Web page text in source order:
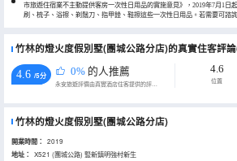
市旅遊住宿業不主動提供客房一次性日用品的實施意見》，2019年7月1日
刷、梳子、浴擦、剃鬚刀、指甲銼、鞋擦這些一次性日用品。若需要可諮
竹林的燈火度假別墅(團城公路分店)的真實住客評
4.6 /5分 0% 的人推薦
永安旅遊評價由真實酒店住客提供的評價。
4.6
位置
竹林的燈火度假別墅(團城公路分店)
開業時間： 2019
地址：
X521 (團城公路) 豎新鎮明強村新生